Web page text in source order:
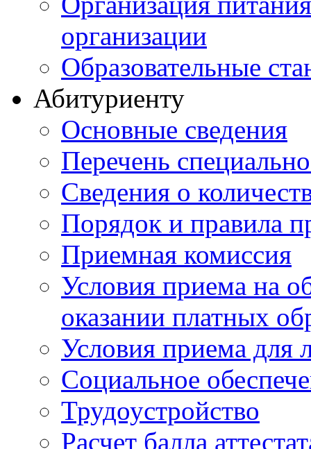
организации
Образовательные
Абитуриенту
Основные сведения
Перечень
Cведения о
Порядок и правила
Приемная комиссия
Условия приема на
оказании платных
Условия приема для
Социальное
Трудоустройство
Расчет балла